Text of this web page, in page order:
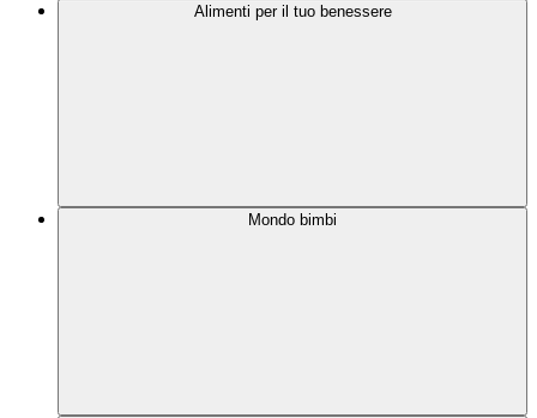
Alimenti per il tuo benessere
Mondo bimbi